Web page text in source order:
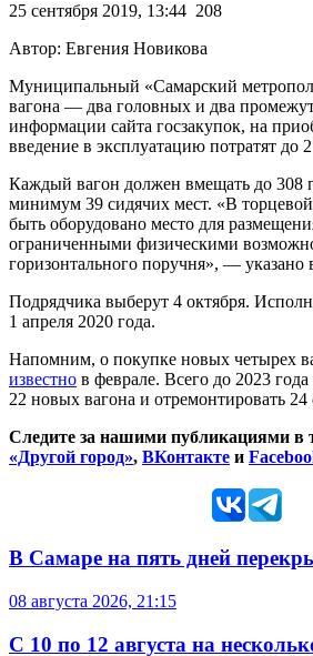
25 сентября 2019, 13:44 208
Автор: Евгения Новикова
Муниципальный «Самарский
вагона — два головных и два
информации сайта госзакупок, на
введение в эксплуатацию потратят до
Каждый вагон должен вмещать до 308
минимум 39 сидячих мест. «В
быть оборудовано место для
ограниченными физическими
горизонтального поручня», — указано
Подрядчика выберут 4 октября.
1 апреля 2020 года.
Напомним, о покупке новых четырех
известно в феврале. Всего до 2023
22 новых вагона и отремонтировать 24
Следите за нашими публикациями в
«Другой город», ВКонтакте и
В Самаре на пять дней
08 августа 2026, 21:15
С 10 по 12 августа на